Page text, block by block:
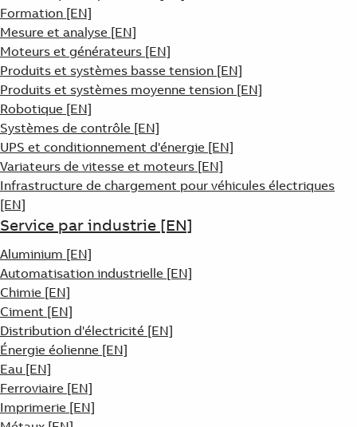
Formation [EN]
Mesure et analyse [EN]
Moteurs et générateurs [EN]
Produits et systèmes basse tension [EN]
Produits et systèmes moyenne tension [EN]
Robotique [EN]
Systèmes de contrôle [EN]
UPS et conditionnement d'énergie [EN]
Variateurs de vitesse et moteurs [EN]
Infrastructure de chargement pour véhicules électriques
[EN]
Service par industrie [EN]
Aluminium [EN]
Automatisation industrielle [EN]
Chimie [EN]
Ciment [EN]
Distribution d'électricité [EN]
Énergie éolienne [EN]
Eau [EN]
Ferroviaire [EN]
Imprimerie [EN]